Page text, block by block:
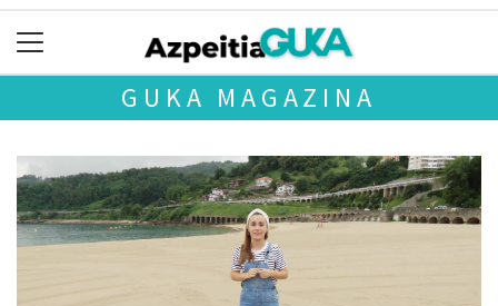
GUKA MAGAZINA